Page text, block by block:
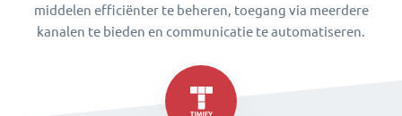
middelen efficiënter te beheren, toegang via meerdere
kanalen te bieden en communicatie te automatiseren.